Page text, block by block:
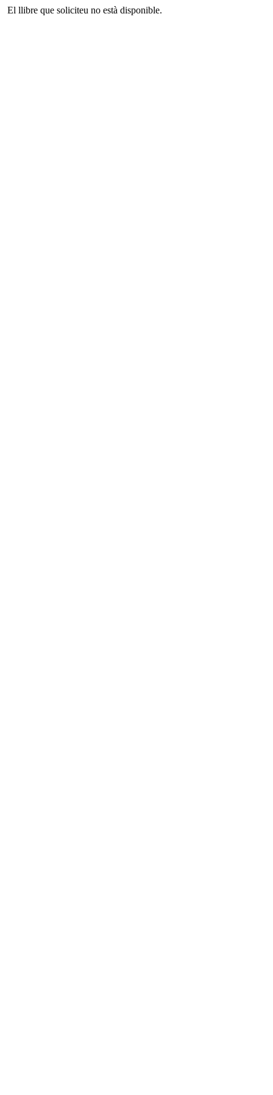
El llibre que soliciteu no està disponible.